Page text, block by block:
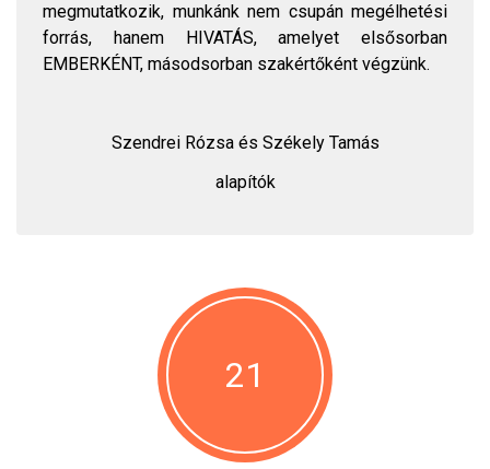
megmutatkozik, munkánk nem csupán megélhetési
forrás, hanem HIVATÁS, amelyet elsősorban
EMBERKÉNT, másodsorban szakértőként végzünk.
Szendrei Rózsa és Székely Tamás
alapítók
21